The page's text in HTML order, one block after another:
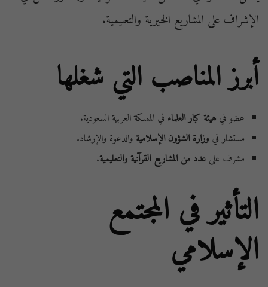
الإشراف على المشاريع الخيرية والتعليمية.
أبرز المناصب التي شغلها
عضو في هيئة كبار العلماء في المملكة العربية السعودية.
مستشار في وزارة الشؤون الإسلامية والدعوة والإرشاد.
مشرف على عدد من المشاريع القرآنية والتعليمية.
التأثير في المجتمع
الإسلامي